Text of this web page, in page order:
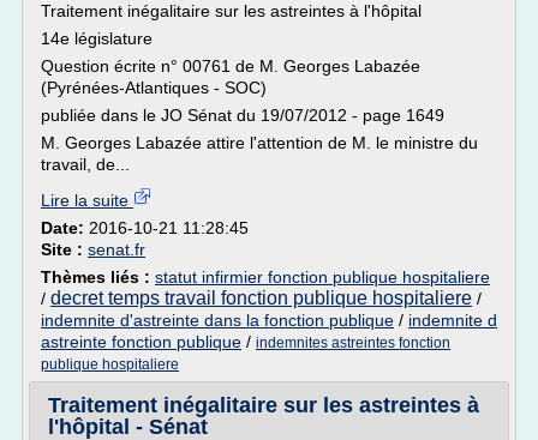
Traitement inégalitaire sur les astreintes à l'hôpital
14e législature
Question écrite n° 00761 de M. Georges Labazée
(Pyrénées-Atlantiques - SOC)
publiée dans le JO Sénat du 19/07/2012 - page 1649
M. Georges Labazée attire l'attention de M. le ministre du
travail, de...
Lire la suite
Date: 2016-10-21 11:28:45
Site : senat.fr
Thèmes liés : statut infirmier fonction publique hospitaliere
/ decret temps travail fonction publique hospitaliere /
indemnite d'astreinte dans la fonction publique / indemnite d
astreinte fonction publique / indemnites astreintes fonction
publique hospitaliere
Traitement inégalitaire sur les astreintes à
l'hôpital - Sénat